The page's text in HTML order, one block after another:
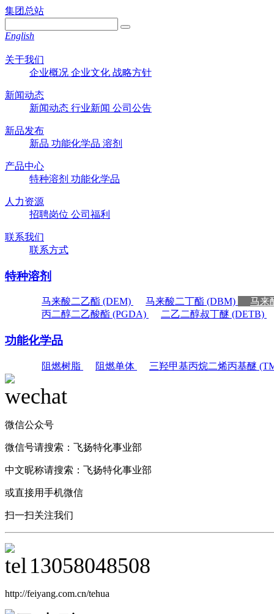
集团总站
English
关于我们
企业概况 企业文化 战略方针
新闻动态
新闻动态 行业新闻 公司公告
新品发布
新品 功能化学品 溶剂
产品中心
特种溶剂 功能化学品
人力资源
招聘岗位 公司福利
联系我们
联系方式
特种溶剂
马来酸二乙酯 (DEM) 马来酸二丁酯 (DBM)
马来
丙二醇二乙酸酯 (PGDA)
二乙二醇叔丁醚 (DETB)
功能化学品
阻燃树脂 阻燃单体 三羟甲基丙烷二烯丙基醚
微信公众号
微信号请搜索： 飞扬特化事业部
中文昵称请搜索： 飞扬特化事业部
或直接用手机微信
扫一扫关注我们
13058048508
http://feiyang.com.cn/tehua